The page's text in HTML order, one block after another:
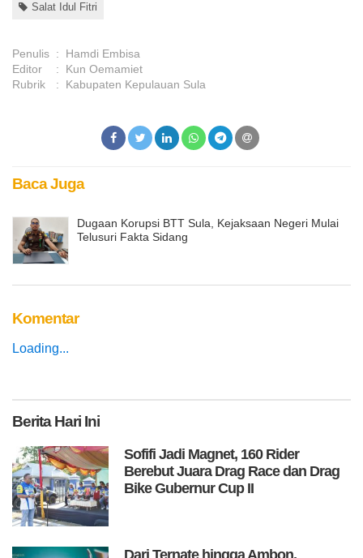
Salat Idul Fitri
Penulis :
Hamdi Embisa
Editor
:
Kun Oemamiet
Rubrik
: Kabupaten Kepulauan Sula
Baca Juga
Dugaan Korupsi BTT Sula, Kejaksaan Negeri Mulai
Telusuri Fakta Sidang
Komentar
Loading...
BeritaHari Ini
Sofifi Jadi Magnet, 160 Rider
Berebut Juara Drag Race dan Drag
Bike Gubernur Cup II